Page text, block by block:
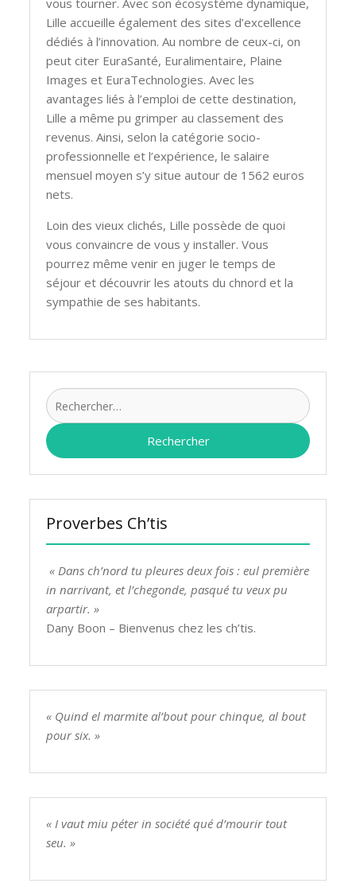
Lille accueille également des sites d’excellence
dédiés à l’innovation. Au nombre de ceux-ci, on
peut citer EuraSanté, Euralimentaire, Plaine
Images et EuraTechnologies. Avec les
avantages liés à l’emploi de cette destination,
Lille a même pu grimper au classement des
revenus. Ainsi, selon la catégorie socio-
professionnelle et l’expérience, le salaire
mensuel moyen s’y situe autour de 1562 euros
nets.
Loin des vieux clichés, Lille possède de quoi
vous convaincre de vous y installer. Vous
pourrez même venir en juger le temps de
séjour et découvrir les atouts du chnord et la
sympathie de ses habitants.
Proverbes Ch’tis
« Dans ch’nord tu pleures deux fois : eul première
in narrivant, et l’chegonde, pasqué tu veux pu
arpartir. »
Dany Boon – Bienvenus chez les ch’tis.
« Quind el marmite al’bout pour chinque, al bout
pour six. »
« I vaut miu péter in société qué d’mourir tout
seu. »